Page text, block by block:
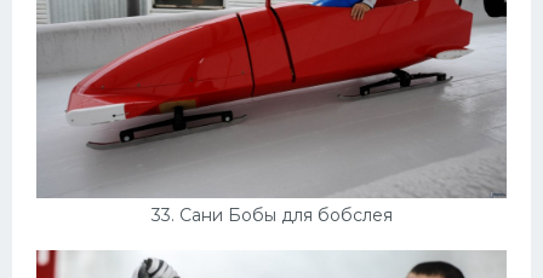
33. Сани Бобы для бобслея